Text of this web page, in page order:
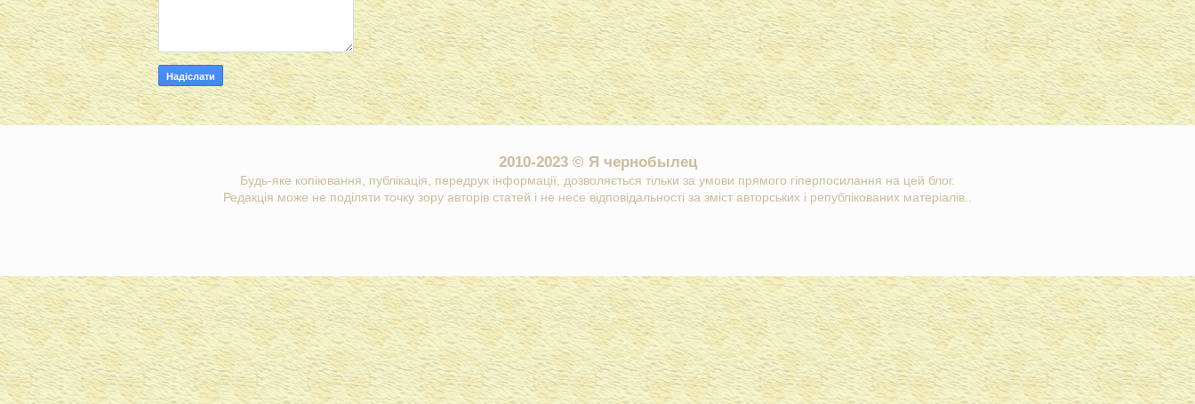
2010-2023 © Я чернобылец
Будь-яке копіювання, публікація, передрук інформації, дозволяється тільки за умови прямого гіперпосилання на цей блог.
Редакція може не поділяти точку зору авторів статей і не несе відповідальності за зміст авторських і републікованих матеріалів..